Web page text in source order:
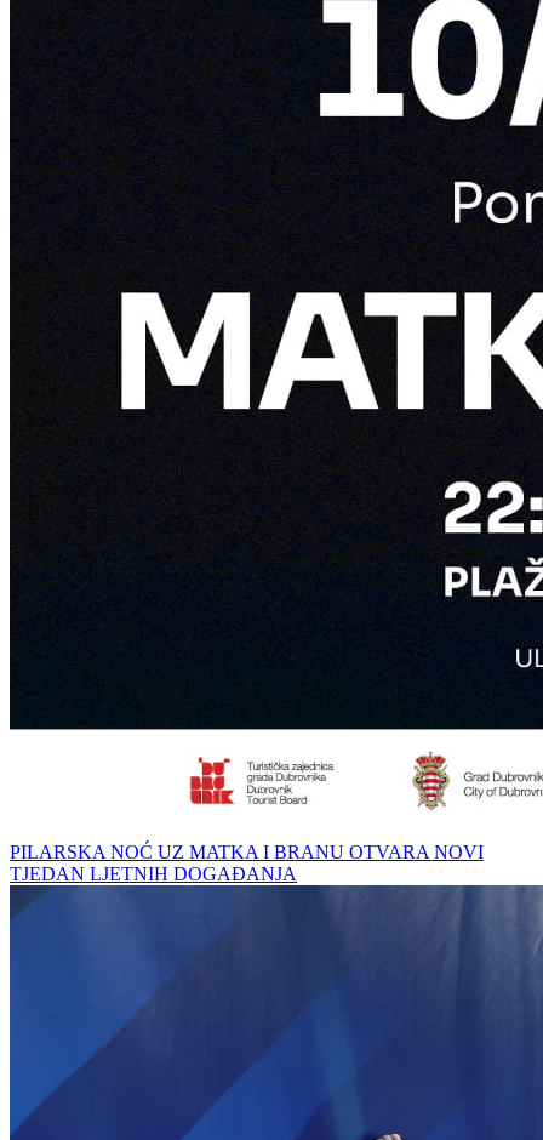
PILARSKA NOĆ UZ MATKA I BRANU OTVARA NOVI
TJEDAN LJETNIH DOGAĐANJA